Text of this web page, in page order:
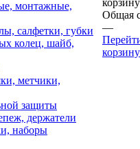
монтажные,
салфетки, губки
колец, шайб,
метчики,
защиты
держатели
наборы
Общая
—
корзину